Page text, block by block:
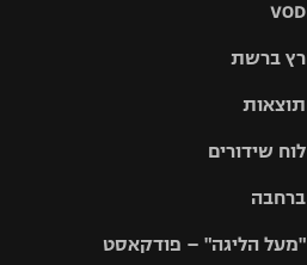
VOD
רץ ברשת
תוצאות
לוח שידורים
ברחבה
"מעל הליגה" – פודקאסט